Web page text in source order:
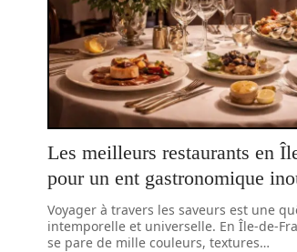
Les meilleurs restaurants en
pour un ent gastronomique
Voyager à travers les saveurs est une
intemporelle et universelle. En Île-de-
se pare de mille couleurs, textures…